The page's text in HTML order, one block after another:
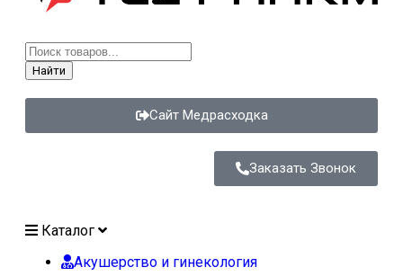
Найти
Сайт Медрасходка
Заказать Звонок
Каталог
Акушерство и гинекология